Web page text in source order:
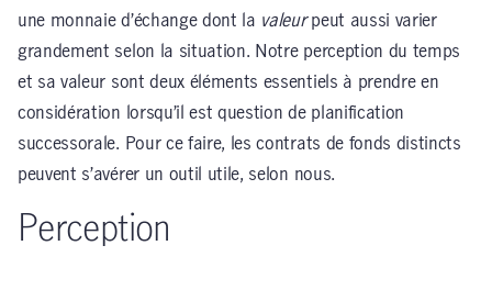
une monnaie d’échange dont la valeurpeut aussi varier
grandement selon la situation. Notre perception du temps
et sa valeur sont deux éléments essentiels à prendre en
considération lorsqu’il est question de planification
successorale. Pour ce faire, les contrats de fonds distincts
peuvent s’avérer un outil utile, selon nous.
Perception